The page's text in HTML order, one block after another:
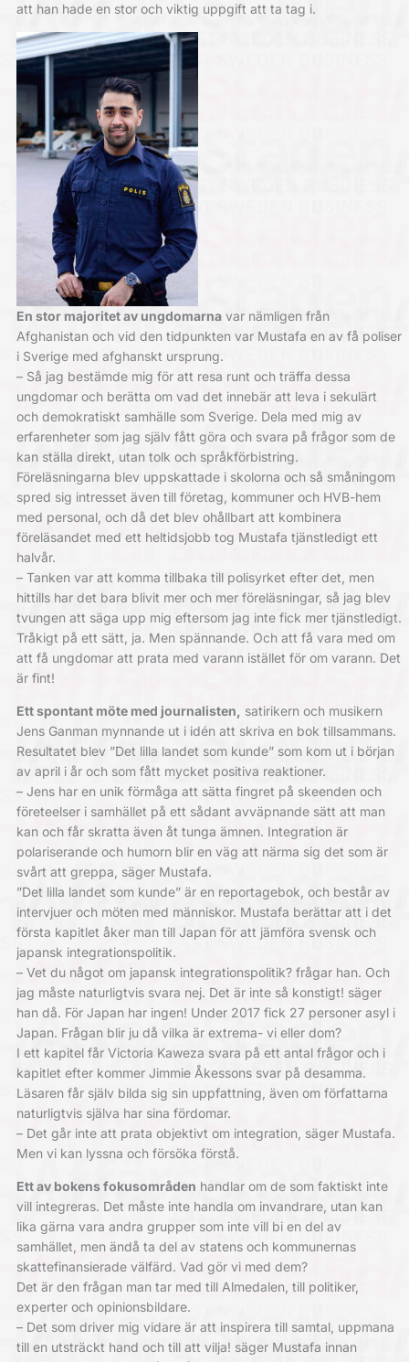
att han hade en stor och viktig uppgift att ta tag i.
En stor majoritet av ungdomarnavar nämligen från
Afghanistan och vid den tidpunkten var Mustafa en av få poliser
i Sverige med afghanskt ursprung.
– Så jag bestämde mig för att resa runt och träffa dessa
ungdomar och berätta om vad det innebär att leva i sekulärt
och demokratiskt samhälle som Sverige. Dela med mig av
erfarenheter som jag själv fått göra och svara på frågor som de
kan ställa direkt, utan tolk och språkförbistring.
Föreläsningarna blev uppskattade i skolorna och så småningom
spred sig intresset även till företag, kommuner och HVB-hem
med personal, och då det blev ohållbart att kombinera
föreläsandet med ett heltidsjobb tog Mustafa tjänstledigt ett
halvår.
– Tanken var att komma tillbaka till polisyrket efter det, men
hittills har det bara blivit mer och mer föreläsningar, så jag blev
tvungen att säga upp mig eftersom jag inte fick mer tjänstledigt.
Tråkigt på ett sätt, ja. Men spännande. Och att få vara med om
att få ungdomar att prata med varann istället för om varann. Det
är fint!
Ett spontant möte med journalisten,
satirikern och musikern
Jens Ganman mynnande ut i idén att skriva en bok tillsammans.
Resultatet blev ”Det lilla landet som kunde” som kom ut i början
av april i år och som fått mycket positiva reaktioner.
– Jens har en unik förmåga att sätta fingret på skeenden och
företeelser i samhället på ett sådant avväpnande sätt att man
kan och får skratta även åt tunga ämnen. Integration är
polariserande och humorn blir en väg att närma sig det som är
svårt att greppa, säger Mustafa.
”Det lilla landet som kunde” är en reportagebok, och består av
intervjuer och möten med människor. Mustafa berättar att i det
första kapitlet åker man till Japan för att jämföra svensk och
japansk integrationspolitik.
– Vet du något om japansk integrationspolitik? frågar han. Och
jag måste naturligtvis svara nej. Det är inte så konstigt! säger
han då. För Japan har ingen! Under 2017 fick 27 personer asyl i
Japan. Frågan blir ju då vilka är extrema- vi eller dom?
I ett kapitel får Victoria Kaweza svara på ett antal frågor och i
kapitlet efter kommer Jimmie Åkessons svar på desamma.
Läsaren får själv bilda sig sin uppfattning, även om författarna
naturligtvis själva har sina fördomar.
– Det går inte att prata objektivt om integration, säger Mustafa.
Men vi kan lyssna och försöka förstå.
Ett av bokens fokusområden handlar om de som faktiskt inte
vill integreras. Det måste inte handla om invandrare, utan kan
lika gärna vara andra grupper som inte vill bi en del av
samhället, men ändå ta del av statens och kommunernas
skattefinansierade välfärd. Vad gör vi med dem?
Det är den frågan man tar med till Almedalen, till politiker,
experter och opinionsbildare.
– Det som driver mig vidare är att inspirera till samtal, uppmana
till en utsträckt hand och till att vilja! säger Mustafa innan